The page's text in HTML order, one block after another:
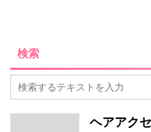
検索
ヘアアク